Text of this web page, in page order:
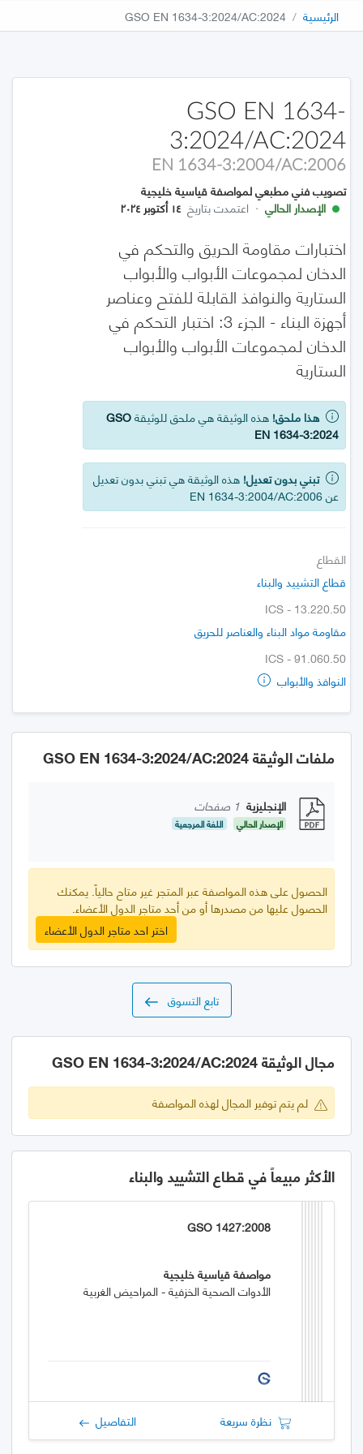
الرئيسية GSO EN 1634-3:2024/AC:2024
GSO EN 1634-
3:2024/AC:2024
EN 1634-3:2004/AC:2006
تصويب فني مطبعي لمواصفة قياسية خليجية
الإصدار الحالي · اعتمدت بتاريخ ١٤ أكتوبر ٢٠٢٤
اختبارات مقاومة الحريق والتحكم في
الدخان لمجموعات الأبواب والأبواب
الستارية والنوافذ القابلة للفتح وعناصر
أجهزة البناء - الجزء 3: اختبار التحكم في
الدخان لمجموعات الأبواب والأبواب
الستارية
هذا ملحق! هذه الوثيقة هي ملحق للوثيقةGSO
EN 1634-3:2024
تبني بدون تعديل! هذه الوثيقة هي تبني بدون تعديل
عن EN 1634-3:2004/AC:2006
القطاع
قطاع التشييد والبناء
ICS - 13.220.50
مقاومة مواد البناء والعناصر للحريق
ICS - 91.060.50
النوافذ والأبواب
ملفات الوثيقة GSO EN 1634-3:2024/AC:2024
الإنجليزية 1 صفحات
الإصدار الحالي اللغة المرجعية
الحصول على هذه المواصفة عبر المتجر غير متاح حالياً. يمكنك
الحصول عليها من مصدرها أو من أحد متاجر الدول الأعضاء.
اختر احد متاجر الدول الأعضاء
تابع التسوق
مجال الوثيقة GSO EN 1634-3:2024/AC:2024
لم يتم توفير المجال لهذه المواصفة
الأكثر مبيعاً في قطاع التشييد والبناء
GSO 1427:2008
مواصفة قياسية خليجية
الأدوات الصحية الخزفية - المراحيض الغربية
نظرة سريعة التفاصيل